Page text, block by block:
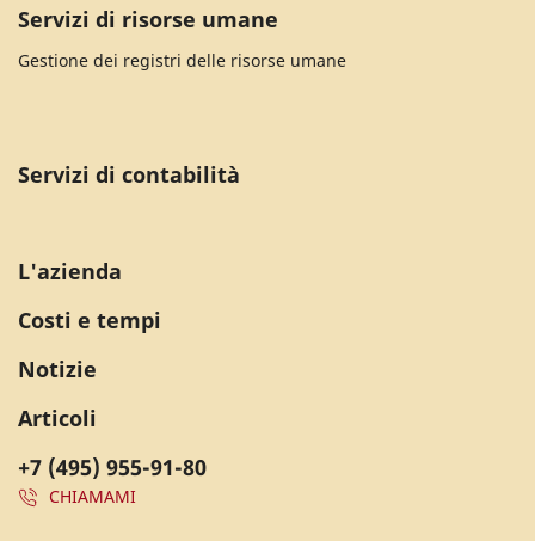
Servizi di risorse umane
Gestione dei registri delle risorse umane
Servizi di contabilità
+7 (495) 955-91-80
CHIAMAMI
L'azienda
Costi e tempi
Notizie
Articoli